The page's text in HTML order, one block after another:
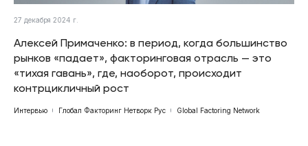
27 декабря 2024 г.
Алексей Примаченко: в период, когда большинство
рынков «падает», факторинговая отрасль — это
«тихая гавань», где, наоборот, происходит
контрцикличный рост
Интервью Глобал Факторинг Нетворк Рус Global Factoring Network